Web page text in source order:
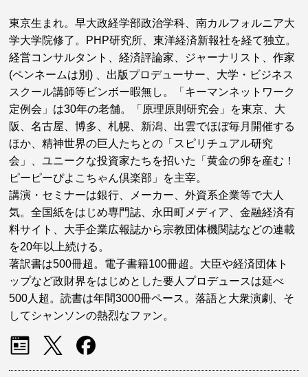
東京生まれ。早大政経学部政治学科、南カルフォルニア大
学大学院修了。PHP研究所、東洋経済新報社を経て独立。
経営コンサルタント、経済評論家、ジャーナリスト、作家
(ペンネームは別) 、出版プロデューサー、大学・ビジネス
スクール講師等ビンボー暇無し。「キーマンネットワーク
定例会」は30年の老舗。「原理原則研究会」を東京、大
阪、名古屋、博多、札幌、新潟、出雲でほぼ毎月開催する
ほか、精神世界の巨人たちとの「スピリチュアル研究
会」、ユニークな投資家たちを招いた「黄金の卵を産む！
ピーピーぴよこちゃん倶楽部」を主宰。
講演・セミナーは銀行、メーカー、外資系企業等で大人
気。全国紙をはじめ専門誌、永田町メディア、金融経済有
料サイト、大手企業広報誌から宗教団体機関誌などの連載
を20年以上続ける。
著訳書は500冊超。電子書籍100冊超。大臣や経済団体ト
ップなど政財界をはじめとした要人プロデュースは延べ
500人超。読書は年間3000冊ペース。落語と大衆演劇、そ
してシャンソンの熱烈なファン。